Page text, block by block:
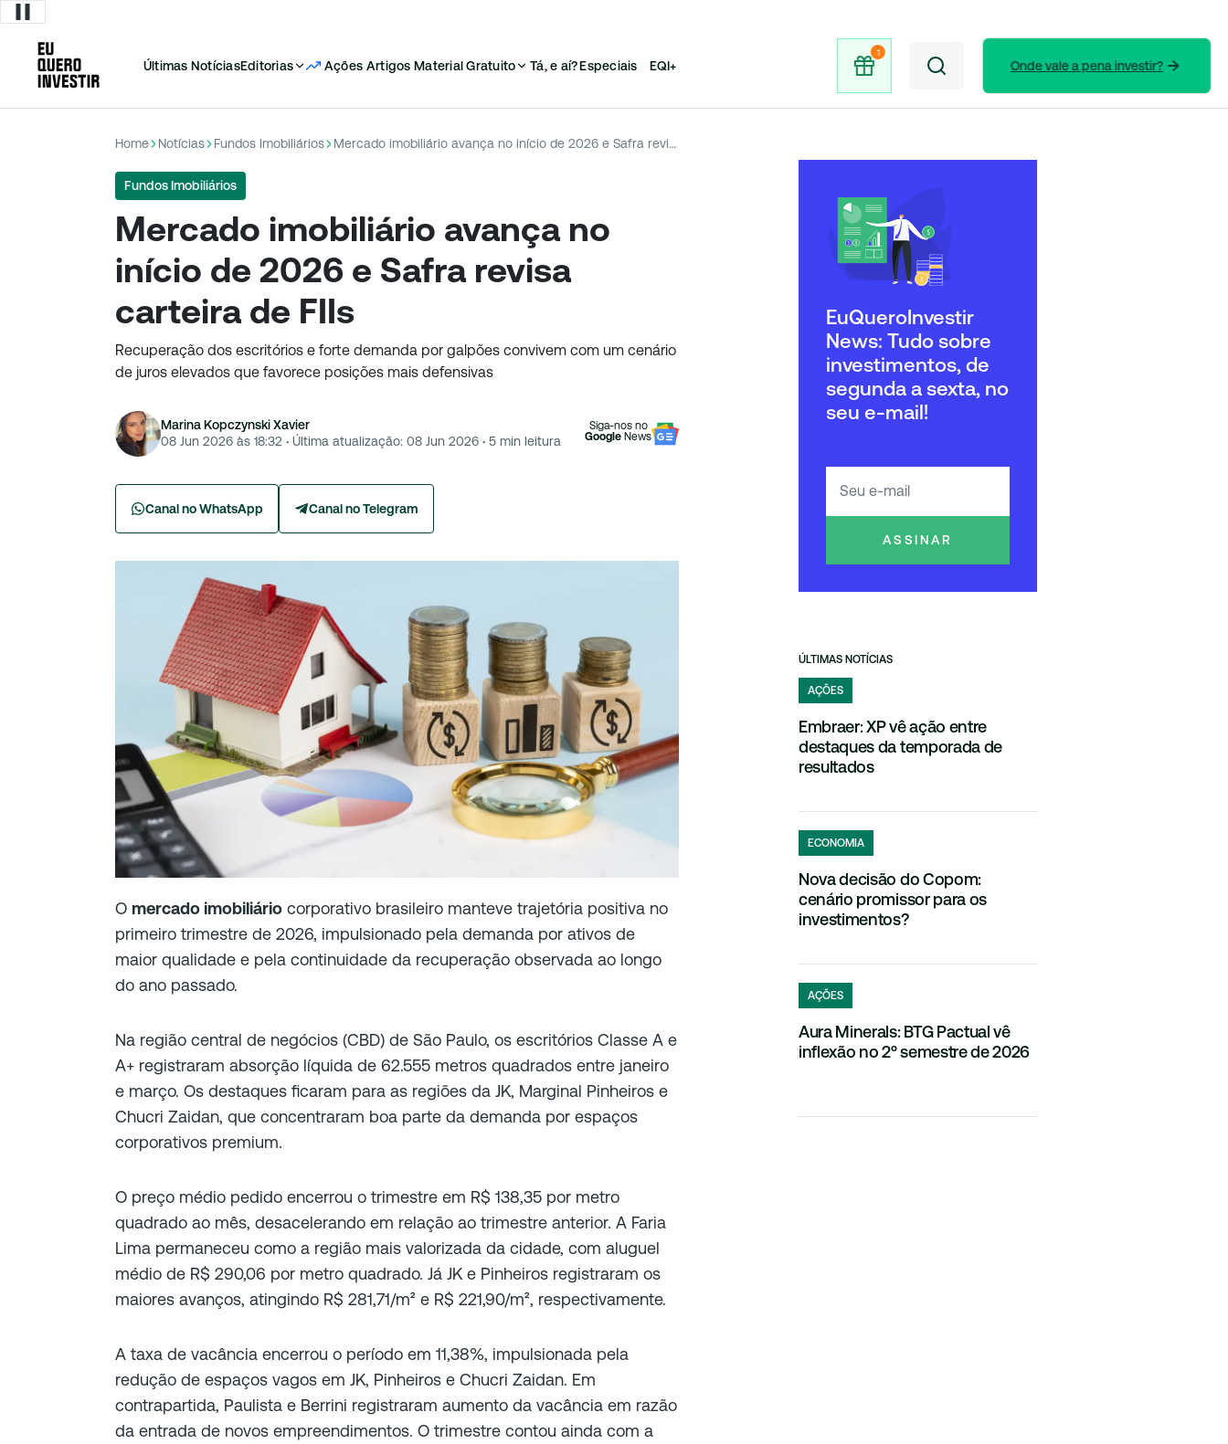
Últimas NotíciasEditorias Ações Artigos Material Gratuito Tá, e aí?Especiais EQI+ Onde vale a pena investir?
Home Notícias Fundos Imobiliários Mercado imobiliário avança no início de 2026 e Safra revisa carteira de FIIs
Fundos Imobiliários
Mercado imobiliário avança no
início de 2026 e Safra revisa
carteira de FIIs
Recuperação dos escritórios e forte demanda por galpões convivem com um cenário
de juros elevados que favorece posições mais defensivas
Marina Kopczynski Xavier
08 Jun 2026 às 18:32 · Última atualização: 08 Jun 2026 · 5 min leitura
Siga-nos no
Google News
Canal no WhatsApp Canal no Telegram
O mercado imobiliário corporativo brasileiro manteve trajetória positiva no
primeiro trimestre de 2026, impulsionado pela demanda por ativos de
maior qualidade e pela continuidade da recuperação observada ao longo
do ano passado.
Na região central de negócios (CBD) de São Paulo, os escritórios Classe A e
A+ registraram absorção líquida de 62.555 metros quadrados entre janeiro
e março. Os destaques ficaram para as regiões da JK, Marginal Pinheiros e
Chucri Zaidan, que concentraram boa parte da demanda por espaços
corporativos premium.
O preço médio pedido encerrou o trimestre em R$ 138,35 por metro
quadrado ao mês, desacelerando em relação ao trimestre anterior. A Faria
Lima permaneceu como a região mais valorizada da cidade, com aluguel
médio de R$ 290,06 por metro quadrado. Já JK e Pinheiros registraram os
maiores avanços, atingindo R$ 281,71/m² e R$ 221,90/m², respectivamente.
A taxa de vacância encerrou o período em 11,38%, impulsionada pela
redução de espaços vagos em JK, Pinheiros e Chucri Zaidan. Em
contrapartida, Paulista e Berrini registraram aumento da vacância em razão
da entrada de novos empreendimentos. O trimestre contou ainda com a
EuQueroInvestir
News: Tudo sobre
investimentos, de
segunda a sexta, no
seu e-mail!
ASSINAR
ÚLTIMAS NOTÍCIAS
AÇÕES
Embraer: XP vê ação entre
destaques da temporada de
resultados
ECONOMIA
Nova decisão do Copom:
cenário promissor para os
investimentos?
AÇÕES
Aura Minerals: BTG Pactual vê
inflexão no 2º semestre de 2026